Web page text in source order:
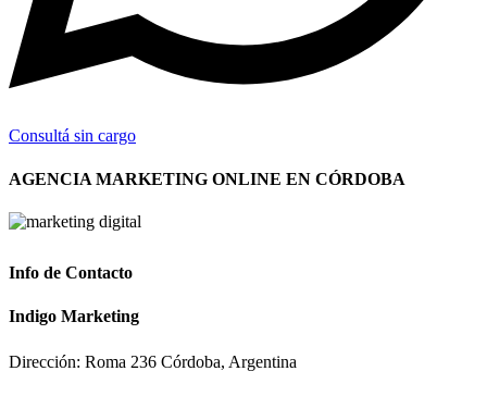
Consultá sin cargo
AGENCIA MARKETING ONLINE EN CÓRDOBA
Info de Contacto
Indigo Marketing
Dirección: Roma 236 Córdoba, Argentina